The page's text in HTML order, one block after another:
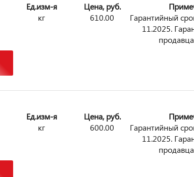
Ед.изм-я
кг
Цена, руб.
610.00
Гарантийный
11.2025.
Ед.изм-я
кг
Цена, руб.
600.00
Гарантийный
11.2025.